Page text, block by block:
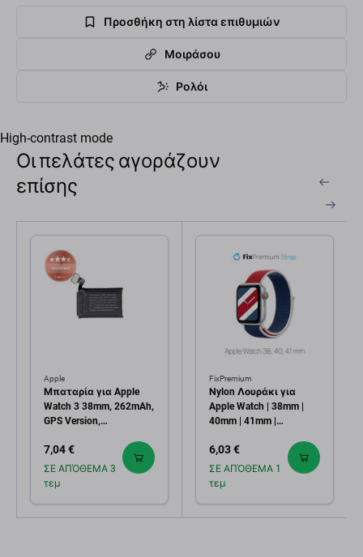
Προσθήκη στη λίστα επιθυμιών
Μοιράσου
Ρολόι
High-contrast mode
Οι πελάτες αγοράζουν
επίσης
Apple
Μπαταρία για Apple
Watch 3 38mm, 262mAh,
GPS Version,
7,04 €
ΣΕ ΑΠΌΘΕΜΑ 3
τεμ
FixPremium
Νylon Λουράκι για
Apple Watch | 38mm |
40mm | 41mm |
FixPremium
6,03 €
ΣΕ ΑΠΌΘΕΜΑ 1
τεμ